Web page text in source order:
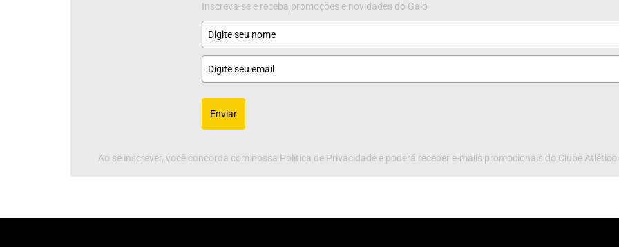
Inscreva-se e receba promoções e novidades do Galo
Enviar
Ao se inscrever, você concorda com nossa Política de Privacidade e poderá receber e-mails promocionais do Clube Atlético